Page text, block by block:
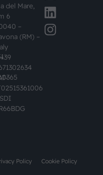
del Mare,
6
–
(RM) –
Policy Cookie Policy